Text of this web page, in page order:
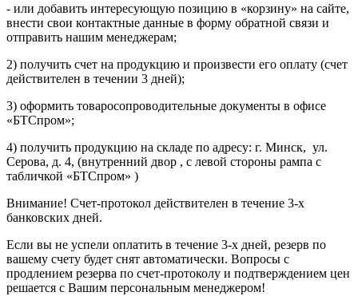
- или добавить интересующую позицию в «корзину» на сайте,
внести свои контактные данные в форму обратной связи и
отправить нашим менеджерам;
2) получить счет на продукцию и произвести его оплату (счет
действителен в течении 3 дней);
3) оформить товаросопроводительные документы в офисе
«БТСпром»;
4) получить продукцию на складе по адресу: г. Минск, ул.
Серова, д. 4, (внутренний двор , с левой стороны рампа с
табличкой «БТСпром» )
Внимание! Счет-протокол действителен в течение 3-х
банковских дней.
Если вы не успели оплатить в течение 3-х дней, резерв по
вашему счету будет снят автоматически. Вопросы с
продлением резерва по счет-протоколу и подтверждением цен
решается с Вашим персональным менеджером!